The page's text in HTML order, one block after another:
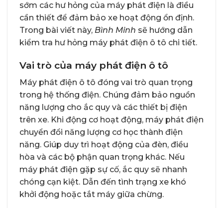
sớm các hư hỏng của máy phát điện là điều
cần thiết để đảm bảo xe hoạt động ổn định.
Trong bài viết này, Bình Minh sẽ hướng dẫn
kiểm tra hư hỏng máy phát điện ô tô chi tiết.
Vai trò của máy phát điện ô tô
Máy phát điện ô tô đóng vai trò quan trọng
trong hệ thống điện. Chúng đảm bảo nguồn
năng lượng cho ắc quy và các thiết bị điện
trên xe. Khi động cơ hoạt động, máy phát điện
chuyển đổi năng lượng cơ học thành điện
năng. Giúp duy trì hoạt động của đèn, điều
hòa và các bộ phận quan trọng khác. Nếu
máy phát điện gặp sự cố, ắc quy sẽ nhanh
chóng cạn kiệt. Dẫn đến tình trạng xe khó
khởi động hoặc tắt máy giữa chừng.